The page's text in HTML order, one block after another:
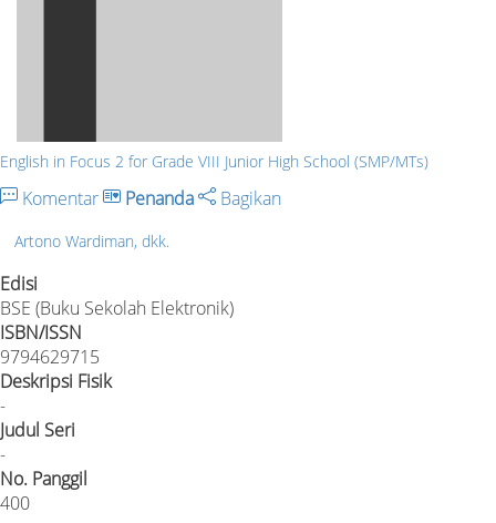
English in Focus 2 for Grade VIII Junior High School (SMP/MTs)
Komentar Penanda Bagikan
Artono Wardiman, dkk.
Edisi
BSE (Buku Sekolah Elektronik)
ISBN/ISSN
9794629715
Deskripsi Fisik
-
Judul Seri
-
No. Panggil
400